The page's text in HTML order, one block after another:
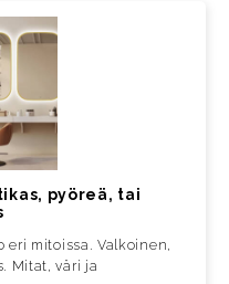
pyöreä, tai
eri mitoissa. Valkoinen,
Mitat, väri ja